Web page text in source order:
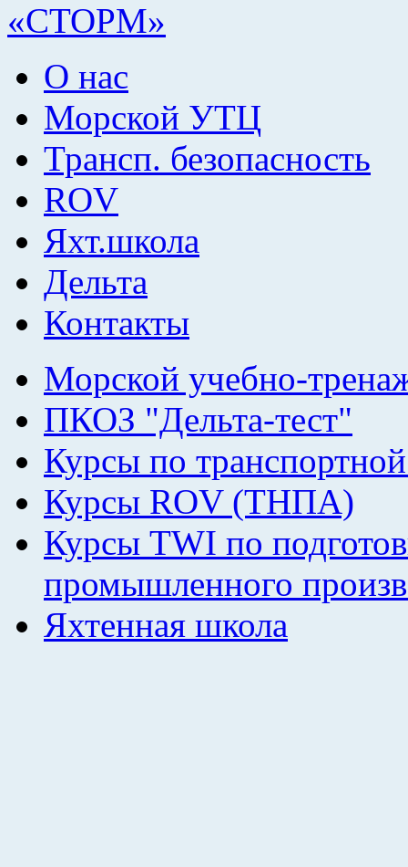
«СТОРМ»
О нас
Морской УТЦ
Трансп. безопасность
ROV
Яхт.школа
Дельта
Контакты
Морской учебно-
ПКОЗ "Дельта-тест"
Курсы по
Курсы ROV (ТНПА)
Курсы TWI по
промышленного
Яхтенная школа